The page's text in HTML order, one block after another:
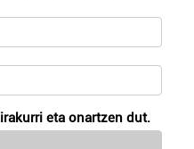
irakurri eta onartzen dut.